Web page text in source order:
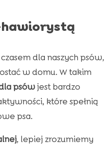
dla naszych psów,
w domu. W takim
psówjest bardzo
które spełnią
psa.
, lepiej zrozumiemy